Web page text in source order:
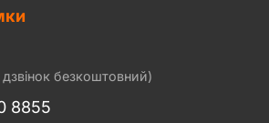
безкоштовний)
8855